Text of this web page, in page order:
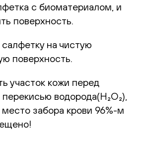
с биоматериалом, и
поверхность.
на чистую
поверхность.
участок кожи перед
водорода(H₂O₂),
забора крови 96%-м